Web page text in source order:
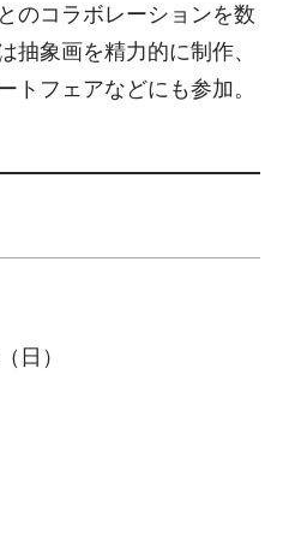
のコラボレーションを数
抽象画を精力的に制作、
トフェアなどにも参加。
日）